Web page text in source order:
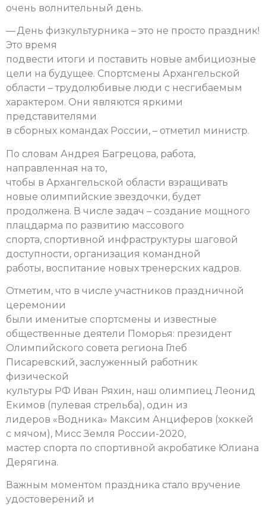
очень волнительный день.
— День физкультурника – это не просто праздник!
Это время
подвести итоги и поставить новые амбициозные
цели на будущее. Спортсмены Архангельской
области – трудолюбивые люди с несгибаемым
характером. Они являются яркими
представителями
в сборных командах России, – отметил министр.
По словам Андрея Багрецова, работа,
направленная на то,
чтобы в Архангельской области взращивать
новые олимпийские звездочки, будет
продолжена. В числе задач – создание мощного
плацдарма по развитию массового
спорта, спортивной инфраструктуры шаговой
доступности, организация командной
работы, воспитание новых тренерских кадров.
Отметим, что в числе участников праздничной
церемонии
были именитые спортсмены и известные
общественные деятели Поморья: президент
Олимпийского совета региона Глеб
Писаревский, заслуженный работник
физической
культуры РФ Иван Ряхин, наш олимпиец Леонид
Екимов (пулевая стрельба), один из
лидеров «Водника» Максим Анциферов (хоккей
с мячом), Мисс Земля России-2020,
мастер спорта по спортивной акробатике Юлиана
Дерягина.
Важным моментом праздника стало вручение
удостоверений и